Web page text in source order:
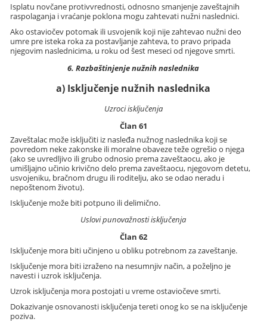
Isplatu novčane protivvrednosti, odnosno smanjenje zaveštajnih
raspolaganja i vraćanje poklona mogu zahtevati nužni naslednici.
Ako ostaviočev potomak ili usvojenik koji nije zahtevao nužni deo
umre pre isteka roka za postavljanje zahteva, to pravo pripada
njegovim naslednicima, u roku od šest meseci od njegove smrti.
6. Razbaštinjenje nužnih naslednika
a) Isključenje nužnih naslednika
Uzroci isključenja
Član 61
Zaveštalac može isključiti iz nasleđa nužnog naslednika koji se
povredom neke zakonske ili moralne obaveze teže ogrešio o njega
(ako se uvredljivo ili grubo odnosio prema zaveštaocu, ako je
umišljajno učinio krivično delo prema zaveštaocu, njegovom detetu,
usvojeniku, bračnom drugu ili roditelju, ako se odao neradu i
nepoštenom životu).
Isključenje može biti potpuno ili delimično.
Uslovi punovažnosti isključenja
Član 62
Isključenje mora biti učinjeno u obliku potrebnom za zaveštanje.
Isključenje mora biti izraženo na nesumnjiv način, a poželjno je
navesti i uzrok isključenja.
Uzrok isključenja mora postojati u vreme ostaviočeve smrti.
Dokazivanje osnovanosti isključenja tereti onog ko se na isključenje
poziva.